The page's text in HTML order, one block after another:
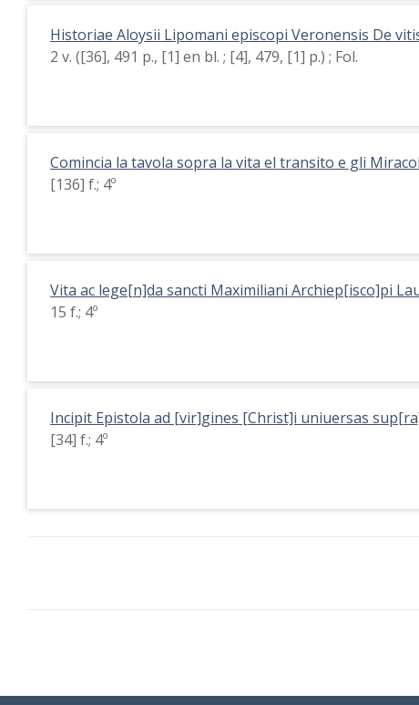
Historiae Aloysii Lipomani episcopi Veronensis De
2 v. ([36], 491 p., [1] en bl. ; [4], 479, [1] p.) ; Fol.
Comincia la tavola sopra la vita el transito e gli
[136] f.; 4º
Vita ac lege[n]da sancti Maximiliani Archiep[isco]pi
15 f.; 4º
Incipit Epistola ad [vir]gines [Christ]i uniuersas
[34] f.; 4º